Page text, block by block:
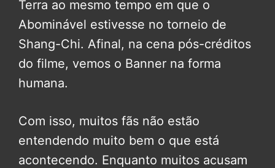
Terra ao mesmo tempo em que o
Abominável estivesse no torneio de
Shang-Chi. Afinal, na cena pós-créditos
do filme, vemos o Banner na forma
humana.
Com isso, muitos fãs não estão
entendendo muito bem o que está
acontecendo. Enquanto muitos acusam